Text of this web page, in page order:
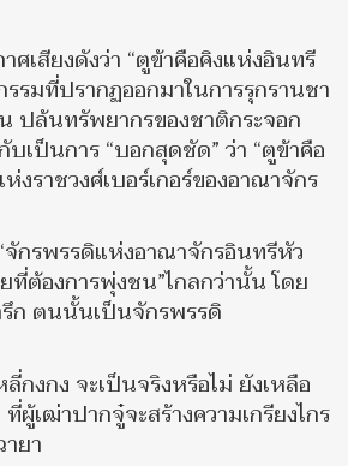
ศเสียงดังว่า “ตูข้าคือคิงแห่งอินทรี
รมที่ปรากฏออกมาในการรุกรานชา
ปล้นทรัพยากรของชาติกระจอก
บเป็นการ “บอกสุดชัด” ว่า “ตูข้าคือ
ราชวงศ์เบอร์เกอร์ของอาณาจักร
กรพรรดิแห่งอาณาจักรอินทรีหัว
ที่ต้องการพุ่งชน”ไกลกว่านั้น โดย
รึก ตนนั้นเป็นจักรพรรดิ
กงกง จะเป็นจริงหรือไม่ ยังเหลือ
ผู้เฒ่าปากจู๋จะสร้างความเกรียงไกร
ยา